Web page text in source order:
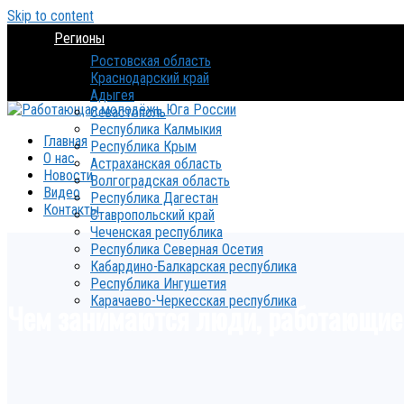
Skip to content
Регионы
Ростовская область
Краснодарский край
Адыгея
Севастополь
Республика Калмыкия
Республика Крым
Астраханская область
Волгоградская область
Республика Дагестан
Ставропольский край
Чеченская республика
Республика Северная Осетия
Кабардино-Балкарская республика
Республика Ингушетия
Карачаево-Черкесская республика
Главная
О нас
Новости
Видео
Контакты
Чем занимаются люди,